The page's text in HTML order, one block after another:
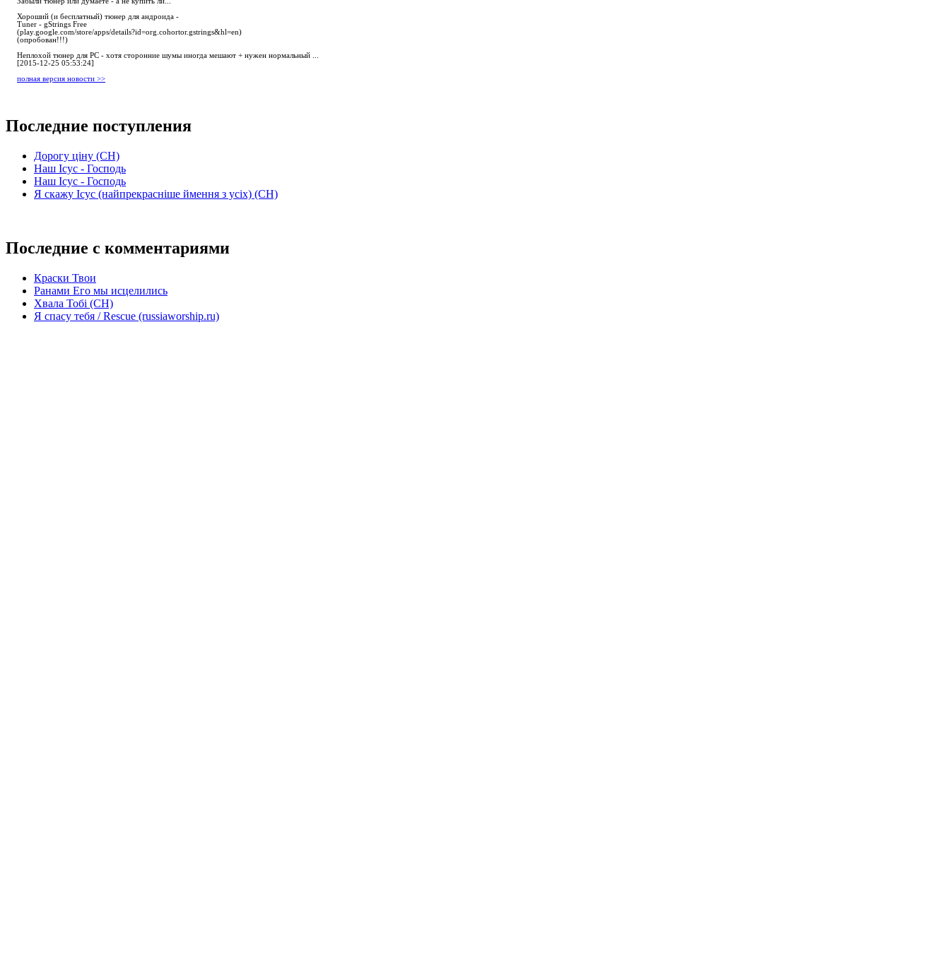
Хороший (и бесплатный) тюнер для андроида -
Tuner - gStrings Free
(play.google.com/store/apps/details?id=org.cohortor.gstrings&hl=en)
(опробован!!!)
Неплохой тюнер для РС - хотя сторонние шумы иногда мешают + нужен нормальный ...
[2015-12-25 05:53:24]
полная версия новости >>
Последние поступления
Дорогу ціну (СН)
Наш Ісус - Господь
Наш Ісус - Господь
Я скажу Ісус (найпрекрасніше ймення з усіх) (СН)
Последние с комментариями
Краски Твои
Ранами Его мы исцелились
Хвала Тобі (СН)
Я спасу тебя / Rescue (russiaworship.ru)